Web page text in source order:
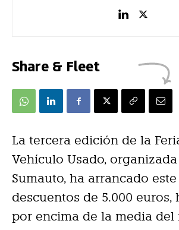
Share & Fleet
La tercera edición de la
Vehículo Usado,
Sumauto, ha arrancado
descuentos de 5.000 euros,
por encima de la media del